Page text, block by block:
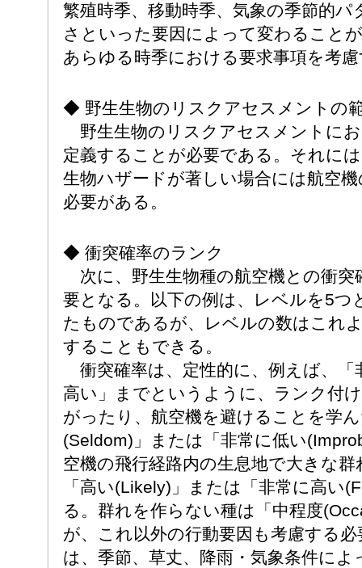
繁殖時季、移動時季、気象の季節的
さといった要因によって変わること
あらゆる時季における要求事項を考
◆ 野生生物のリスクアセスメントの
野生生物のリスクアセスメントに
定義することが必要である。それに
生物ハザードが著しい場合には航空
必要がある。
◆ 衝突確率のランク
次に、野生生物種の航空機との衝突
要となる。以下の例は、レベルを5つ
たものであるが、レベルの数はこれ
することもできる。
衝突確率は、定性的に、例えば、「
高い」までというように、ランク付
がったり、航空機を避けることを学
(Seldom)」または「非常に低い
空機の飛行経路内の生息地で大きな
「高い(Likely)」または「非常に高い
る。群れを作らない種は「中程度
が、これ以外の行動要因も考慮する
は、季節、草丈、降雨・気象条件に